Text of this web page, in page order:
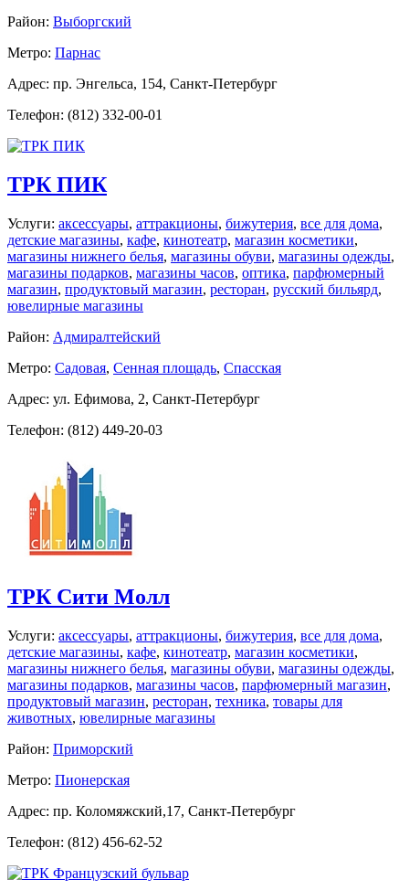
Район: Выборгский
Метро: Парнас
Адрес: пр. Энгельса, 154, Санкт-Петербург
Телефон: (812) 332-00-01
ТРК ПИК
Услуги: аксессуары, аттракционы, бижутерия, все для дома,
детские магазины, кафе, кинотеатр, магазин косметики,
магазины нижнего белья, магазины обуви, магазины одежды,
магазины подарков, магазины часов, оптика, парфюмерный
магазин, продуктовый магазин, ресторан, русский бильярд,
ювелирные магазины
Район: Адмиралтейский
Метро: Садовая, Сенная площадь, Спасская
Адрес: ул. Ефимова, 2, Санкт-Петербург
Телефон: (812) 449-20-03
ТРК Сити Молл
Услуги: аксессуары, аттракционы, бижутерия, все для дома,
детские магазины, кафе, кинотеатр, магазин косметики,
магазины нижнего белья, магазины обуви, магазины одежды,
магазины подарков, магазины часов, парфюмерный магазин,
продуктовый магазин, ресторан, техника, товары для
животных, ювелирные магазины
Район: Приморский
Метро: Пионерская
Адрес: пр. Коломяжский,17, Санкт-Петербург
Телефон: (812) 456-62-52